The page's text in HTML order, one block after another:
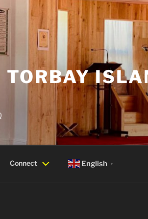
TORBAY
Connect English ▼